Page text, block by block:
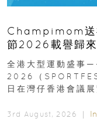
Champimom送
節2026載譽歸
動、街舞比賽＋
全港大型運動盛事
2026（
日在灣仔香港會議
3rd August, 2026 ｜ In